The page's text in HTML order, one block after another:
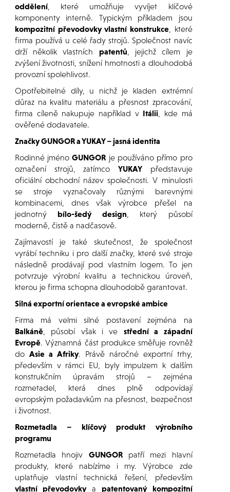
oddělení, které umožňuje vyvíjet klíčové
komponenty interně. Typickým příkladem jsou
kompozitní převodovky vlastní konstrukce, které
firma používá u celé řady strojů. Společnost navíc
drží několik vlastních patentů , jejichž cílem je
zvýšení životnosti, snížení hmotnosti a dlouhodobá
provozní spolehlivost.
Opotřebitelné díly, u nichž je kladen extrémní
důraz na kvalitu materiálu a přesnost zpracování,
firma cíleně nakupuje například v Itálii , kde má
ověřené dodavatele.
Značky GUNGOR a YUKAY – jasná identita
Rodinné jménoGUNGOR je používáno přímo pro
označení strojů, zatímco YUKAYpředstavuje
oficiální obchodní název společnosti. V minulosti
se stroje vyznačovaly různými barevnými
kombinacemi, dnes však výrobce přešel na
jednotný bílo-šedý design , který působí
moderně, čistě a nadčasově.
Zajímavostí je také skutečnost, že společnost
vyrábí techniku i pro další značky, které své stroje
následně prodávají pod vlastním logem. To jen
potvrzuje výrobní kvalitu a technickou úroveň,
kterou je firma schopna dlouhodobě garantovat.
Silná exportní orientace a evropské ambice
Firma má velmi silné postavení zejména na
Balkáně, působí však i ve střední a západní
Evropě. Významná část produkce směřuje rovněž
do Asie a Afriky. Právě náročné exportní trhy,
především v rámci EU, byly impulzem k dalším
konstrukčním úpravám strojů – zejména
rozmetadel, která dnes plně odpovídají
evropským požadavkům na přesnost, bezpečnost
i životnost.
Rozmetadla – klíčový produkt výrobního
programu
Rozmetadla hnojiv GUNGORpatří mezi hlavní
produkty, které nabízíme i my. Výrobce zde
uplatňuje vlastní technická řešení, především
vlastní převodovkya patentovaný kompozitní